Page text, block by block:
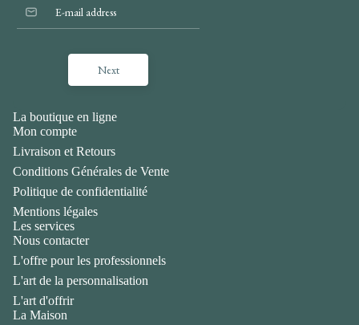
Next
La boutique en ligne
Mon compte
Livraison et Retours
Conditions Générales de Vente
Politique de confidentialité
Mentions légales
Les services
Nous contacter
L'offre pour les professionnels
L'art de la personnalisation
L'art d'offrir
La MaisonPolitique de confidentialité